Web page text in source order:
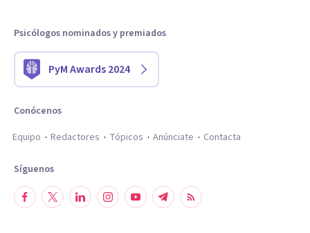
Psicólogos nominados y premiados
PyM Awards 2024
Conócenos
Equipo
Redactores Tópicos Anúnciate Contacta
Síguenos